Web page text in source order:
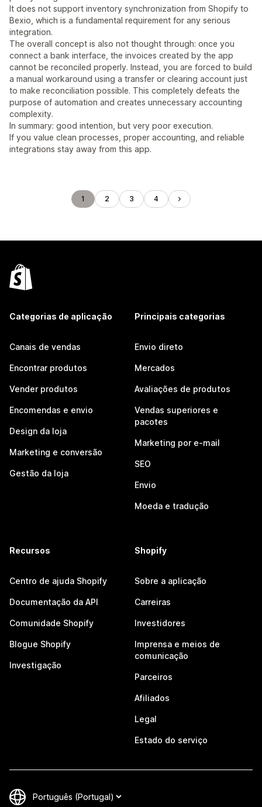
It does not support inventory synchronization from Shopify to
Bexio, which is a fundamental requirement for any serious
integration.
The overall concept is also not thought through: once you
connect a bank interface, the invoices created by the app
cannot be reconciled properly. Instead, you are forced to build
a manual workaround using a transfer or clearing account just
to make reconciliation possible. This completely defeats the
purpose of automation and creates unnecessary accounting
complexity.
In summary: good intention, but very poor execution.
If you value clean processes, proper accounting, and reliable
integrations stay away from this app.
1 2 3 4
Categorias de aplicação
Canais de vendas
Encontrar produtos
Vender produtos
Encomendas e envio
Design da loja
Marketing e conversão
Gestão da loja
Principais categorias
Envio direto
Mercados
Avaliações de produtos
Vendas superiores e
pacotes
Marketing por e-mail
SEO
Envio
Moeda e tradução
Recursos
Centro de ajuda Shopify
Documentação da API
Comunidade Shopify
Blogue Shopify
Investigação
Shopify
Sobre a aplicação
Carreiras
Investidores
Imprensa e meios de
comunicação
Parceiros
Afiliados
Legal
Estado do serviço